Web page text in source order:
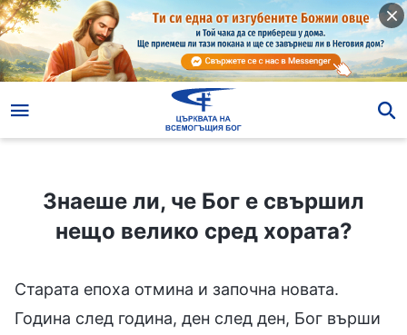
Знаеше ли, че Бог е свършил
нещо велико сред хората?
Старата епоха отмина и започна новата.
Година след година, ден след ден, Бог върши